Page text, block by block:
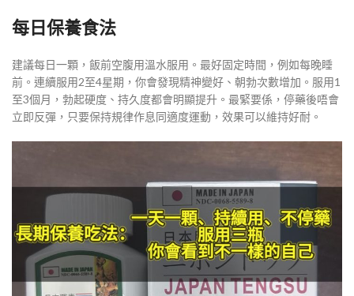
每日保養食法
建議每日一顆，飯前空腹用溫水服用。最好固定時間，例如每晚睡
前。連續服用2至4星期，你會發現精神變好、朝勃次數增加。服用1
至3個月，勃起硬度、持久度都會明顯提升。最緊要係，停藥後唔會
立即反彈，只要保持規律作息同適度運動，效果可以維持好耐。